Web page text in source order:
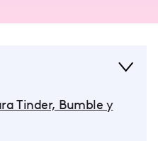
Tinder, Bumble y